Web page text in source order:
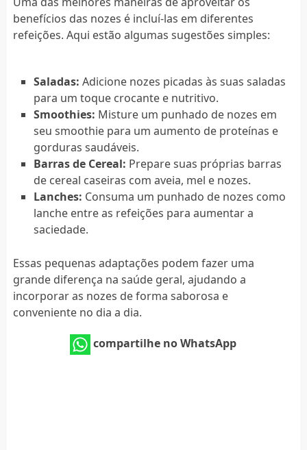
benefícios das nozes é incluí-las em diferentes
refeições. Aqui estão algumas sugestões simples:
Saladas: Adicione nozes picadas às suas saladas
para um toque crocante e nutritivo.
Smoothies: Misture um punhado de nozes em
seu smoothie para um aumento de proteínas e
gorduras saudáveis.
Barras de Cereal: Prepare suas próprias barras
de cereal caseiras com aveia, mel e nozes.
Lanches: Consuma um punhado de nozes como
lanche entre as refeições para aumentar a
saciedade.
Essas pequenas adaptações podem fazer uma
grande diferença na saúde geral, ajudando a
incorporar as nozes de forma saborosa e
conveniente no dia a dia.
compartilhe no WhatsApp